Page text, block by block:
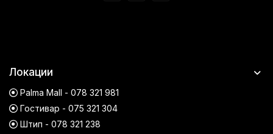
Локации
Palma Mall - 078 321 981
Гостивар - 075 321 304
Штип - 078 321 238